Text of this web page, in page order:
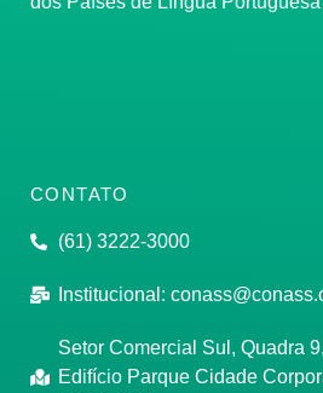
CONTATO
(61) 3222-3000
Institucional:
Setor Comercial Sul, Quadra
Edifício Parque Cidade